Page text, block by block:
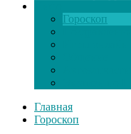
Гороскоп
Главная
Гороскоп